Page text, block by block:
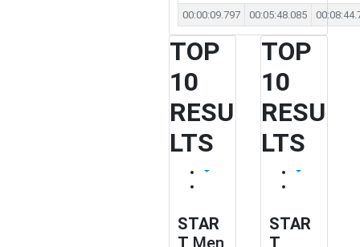
00:00:09.797
00:05:48.085
TOP
10
RESU
LTS
STAR
TOP
10
RESU
LTS
STAR